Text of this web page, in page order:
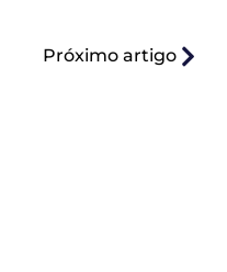
Próximo artigo